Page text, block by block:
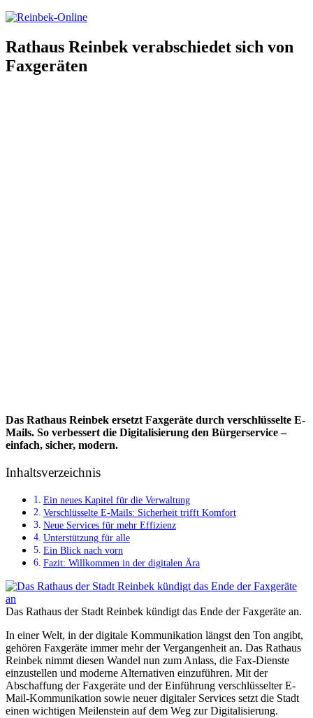
Rathaus Reinbek verabschiedet sich von
Faxgeräten
Das Rathaus Reinbek ersetzt Faxgeräte durch verschlüsselte E-
Mails. So verbessert die Digitalisierung den Bürgerservice –
einfach, sicher, modern.
Inhaltsverzeichnis
Ein neues Kapitel für die Verwaltung
Verschlüsselte E-Mails: Sicherheit trifft Komfort
Neue Services für mehr Effizienz
Unterstützung für alle
Ein Blick nach vorn
Fazit: Willkommen in der digitalen Ära
Das Rathaus der Stadt Reinbek kündigt das Ende der Faxgeräte an.
In einer Welt, in der digitale Kommunikation längst den Ton angibt,
gehören Faxgeräte immer mehr der Vergangenheit an. Das Rathaus
Reinbek nimmt diesen Wandel nun zum Anlass, die Fax-Dienste
einzustellen und moderne Alternativen einzuführen. Mit der
Abschaffung der Faxgeräte und der Einführung verschlüsselter E-
Mail-Kommunikation sowie neuer digitaler Services setzt die Stadt
einen wichtigen Meilenstein auf dem Weg zur Digitalisierung.